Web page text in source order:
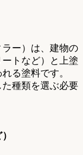
ー）は、建物の
トなど）と上塗
る塗料です。
種類を選ぶ必要